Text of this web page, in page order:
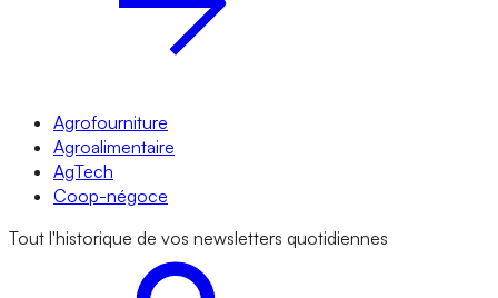
Agrofourniture
Agroalimentaire
AgTech
Coop-négoce
Tout l'historique de vos newsletters quotidiennes